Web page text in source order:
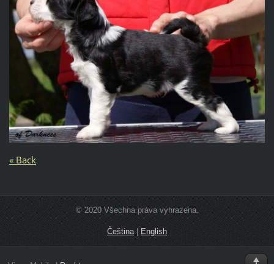
« Back
© 2020 Všechna práva vyhrazena.
Čeština|English